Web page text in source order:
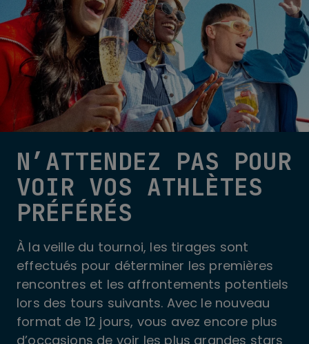
N’ATTENDEZ PAS POUR
VOIR VOS ATHLÈTES
PRÉFÉRÉS
À la veille du tournoi, les tirages sont
effectués pour déterminer les premières
rencontres et les affrontements potentiels
lors des tours suivants. Avec le nouveau
format de 12 jours, vous avez encore plus
d’occasions de voir les plus grandes stars